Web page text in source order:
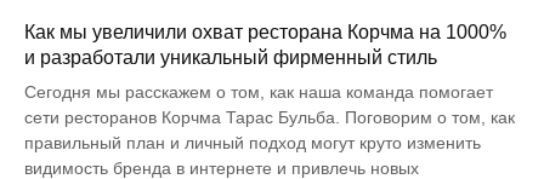
Как мы увеличили охват ресторана Корчма на 1000%
и разработали уникальный фирменный стиль
Сегодня мы расскажем о том, как наша команда помогает
сети ресторанов Корчма Тарас Бульба. Поговорим о том, как
правильный план и личный подход могут круто изменить
видимость бренда в интернете и привлечь новых